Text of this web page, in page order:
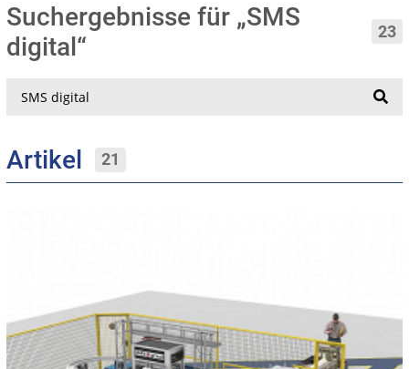
Suchergebnisse für „SMS
digital“
23
Artikel 21